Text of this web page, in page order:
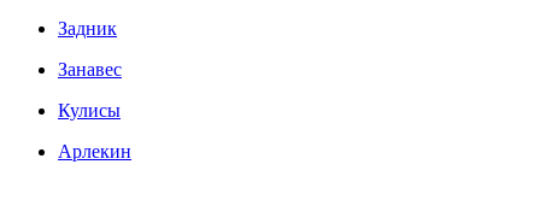
Задник
Занавес
Кулисы
Арлекин